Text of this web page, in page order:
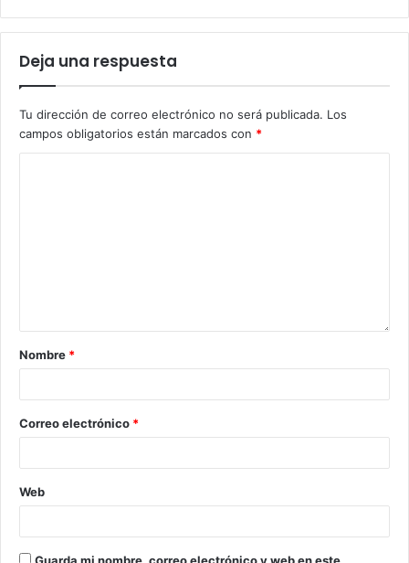
Deja una respuesta
Tu dirección de correo electrónico no será publicada. Los
campos obligatorios están marcados con *
Nombre *
Correo electrónico *
Web
Guarda mi nombre, correo electrónico y web en este